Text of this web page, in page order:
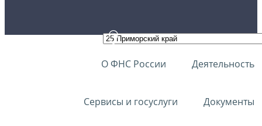
О ФНС России Деятельность
Сервисы и госуслуги Документы